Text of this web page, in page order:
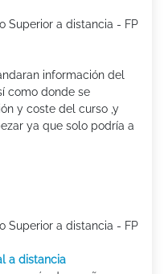
Superior a distancia - FP
información del
como donde se
y coste del curso ,y
ya que solo podría a
Superior a distancia - FP
a distancia